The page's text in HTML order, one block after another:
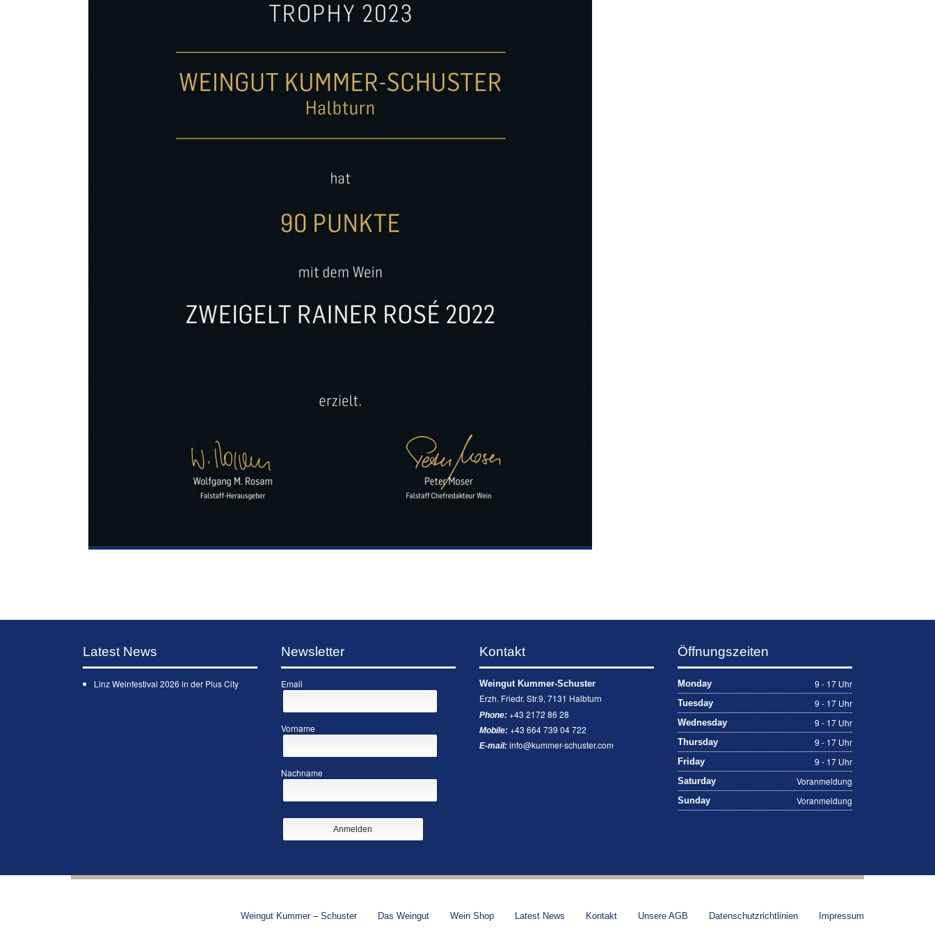
Latest News
Linz Weinfestival 2026 in der Plus City
Newsletter
Email
Vorname
Nachname
Kontakt
Weingut Kummer-Schuster
Erzh. Friedr. Str.9, 7131 Halbturn
Phone: +43 2172 86 28
Mobile: +43 664 739 04 722
E-mail: info@kummer-schuster.com
Öffnungszeiten
Monday 9 - 17 Uhr
Tuesday 9 - 17 Uhr
Wednesday 9 - 17 Uhr
Thursday 9 - 17 Uhr
Friday 9 - 17 Uhr
Saturday Voranmeldung
Sunday Voranmeldung
Weingut Kummer – Schuster Das Weingut Wein Shop Latest News Kontakt Unsere AGB Datenschutzrichtlinien Impressum